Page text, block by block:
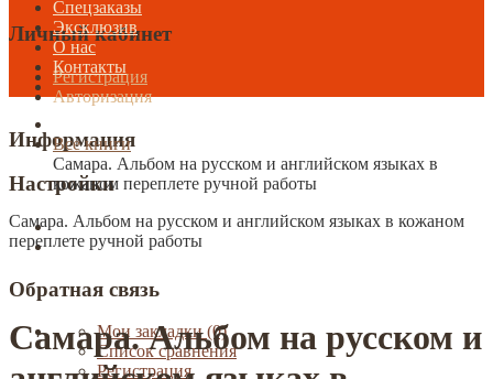
Личный кабинет
Регистрация
Авторизация
Информация
Настройки
Обратная связь
Мои закладки (0)
Список сравнения
Регистрация
Спецзаказы
Эксклюзив
О нас
Контакты
Все книги
Самара. Альбом на русском и английском языках в
кожаном переплете ручной работы
Самара. Альбом на русском и английском языках в кожаном
переплете ручной работы
Самара. Альбом на русском и